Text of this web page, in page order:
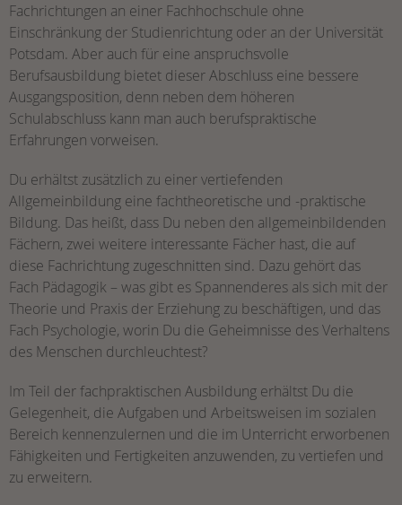
Fachrichtungen an einer Fachhochschule ohne
Einschränkung der Studienrichtung oder an der Universität
Potsdam. Aber auch für eine anspruchsvolle
Berufsausbildung bietet dieser Abschluss eine bessere
Ausgangsposition, denn neben dem höheren
Schulabschluss kann man auch berufspraktische
Erfahrungen vorweisen.
Du erhältst zusätzlich zu einer vertiefenden
Allgemeinbildung eine fachtheoretische und -praktische
Bildung. Das heißt, dass Du neben den allgemeinbildenden
Fächern, zwei weitere interessante Fächer hast, die auf
diese Fachrichtung zugeschnitten sind. Dazu gehört das
Fach Pädagogik – was gibt es Spannenderes als sich mit der
Theorie und Praxis der Erziehung zu beschäftigen, und das
Fach Psychologie, worin Du die Geheimnisse des Verhaltens
des Menschen durchleuchtest?
Im Teil der fachpraktischen Ausbildung erhältst Du die
Gelegenheit, die Aufgaben und Arbeitsweisen im sozialen
Bereich kennenzulernen und die im Unterricht erworbenen
Fähigkeiten und Fertigkeiten anzuwenden, zu vertiefen und
zu erweitern.